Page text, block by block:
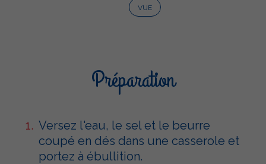
VUE
Préparation
Versez l'eau, le sel et le beurre
coupé en dés dans une casserole et
portez à ébullition.